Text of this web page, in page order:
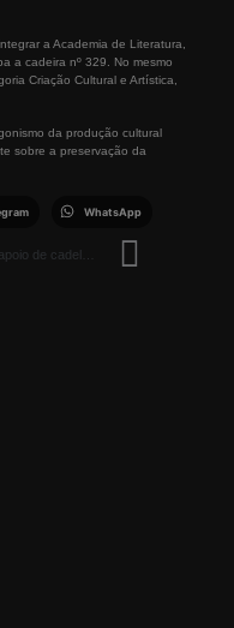
a Academia de Literatura,
a cadeira nº 329. No mesmo
Criação Cultural e Artística,
da produção cultural
sobre a preservação da
WhatsApp